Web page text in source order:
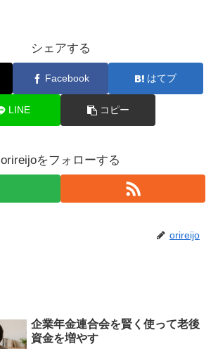
シェアする
Facebook はてブ
LINE コピー
orireijoをフォローする
orireijo
企業年金連合会を賢く使って老後
資金を増やす